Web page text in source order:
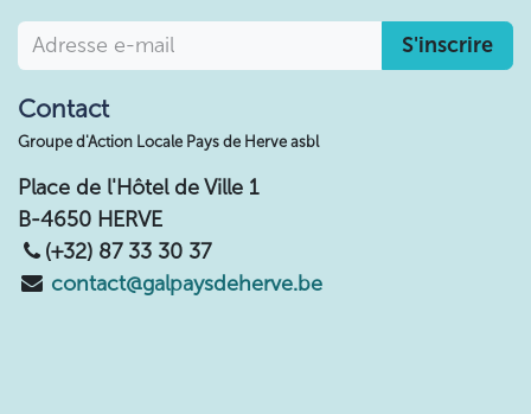
S'inscrire
Contact
Groupe d'Action Locale Pays de Herve asbl
Place de l'Hôtel de Ville 1
B-4650 HERVE
(+32) 87 33 30 37
contact@galpaysdeherve.be